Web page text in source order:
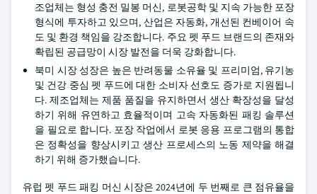
조업체는 형성 충전 밀봉 머신, 로봇공학 및 지속 가능한 포장
형식에 투자하고 있으며, 산업은 자동화, 개선된 컨베이어 속
도 및 환경 책임을 강조합니다. 주요 펫 푸드 브랜드의 존재와
확립된 공급망이 시장 발전을 더욱 강화합니다.
북미 시장 성장은 높은 반려동물 소유율 및 프리미엄, 유기농
및 건강 중심 펫 푸드에 대한 소비자 선호도 증가로 지원됩니
다. 제조업체는 제품 품질을 유지하면서 생산 확장성을 달성
하기 위해 유연하고 효율적이며 고속 자동화된 패킹 솔루션
을 필요로 합니다. 포장 작업에서 로봇 응용 프로그램의 통합
은 정확성을 향상시키고 생산 프로세스의 노동 제약을 해결
하기 위해 증가했습니다.
유럽 펫 푸드 패킹 머신 시장은 2024년에 두 번째로 큰 점유율을